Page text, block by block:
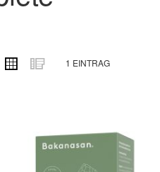
ANSICHT
ALS
Raster Liste
1 EINTRAG